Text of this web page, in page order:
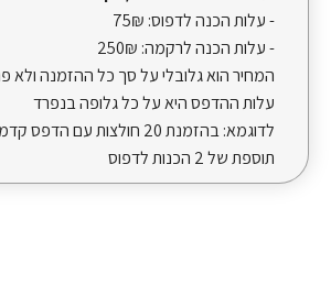
- עלות הכנה לדפוס:
- עלות הכנה לרקמה:
המחיר הוא גלובלי על סך כל ההזמנה ולא
עלות ההדפס היא על כל גלופה בנפרד
לדוגמא: בהזמנת 20 חולצות עם
תוספת של 2 הכנות לדפוס